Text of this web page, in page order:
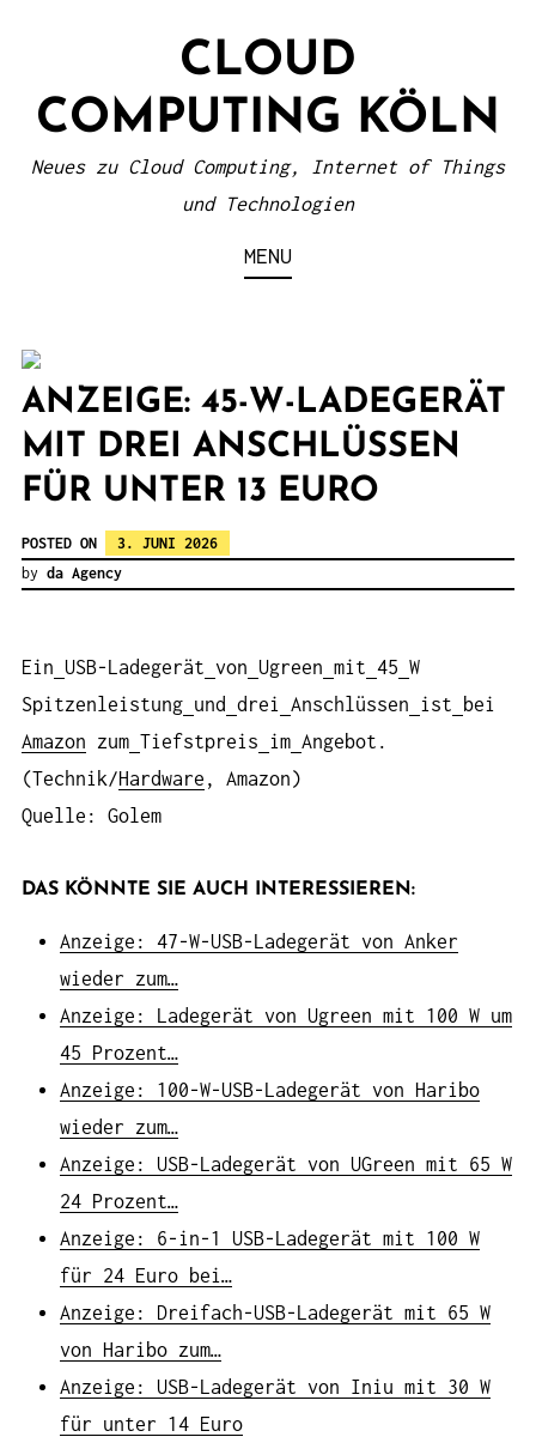
CLOUD
COMPUTING KÖLN
Neues zu Cloud Computing, Internet of Things
und Technologien
MENU
ANZEIGE: 45-W-LADEGERÄT
MIT DREI ANSCHLÜSSEN
FÜR UNTER 13 EURO
POSTED ON
3. JUNI 2026
by da Agency
Ein USB-Ladegerät von Ugreen mit 45 W
Spitzenleistung und drei Anschlüssen ist
bei
Amazon zum Tiefstpreis im Angebot.
(Technik/Hardware , Amazon)
Quelle: Golem
DAS KÖNNTE SIE AUCH INTERESSIEREN:
Anzeige: 47-W-USB-Ladegerät von Anker
wieder zum…
Anzeige: Ladegerät von Ugreen mit 100 W um
45 Prozent…
Anzeige: 100-W-USB-Ladegerät von Haribo
wieder zum…
Anzeige: USB-Ladegerät von UGreen mit 65 W
24 Prozent…
Anzeige: 6-in-1 USB-Ladegerät mit 100 W
für 24 Euro bei…
Anzeige: Dreifach-USB-Ladegerät mit 65 W
von Haribo zum…
Anzeige: USB-Ladegerät von Iniu mit 30 W
für unter 14 Euro